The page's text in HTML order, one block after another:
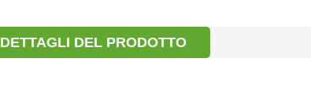
DETTAGLI DEL PRODOTTO